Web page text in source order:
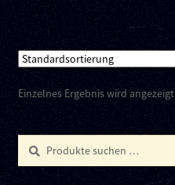
Einzelnes Ergebnis wird angezeigt
Suchen
nach:
Suchen